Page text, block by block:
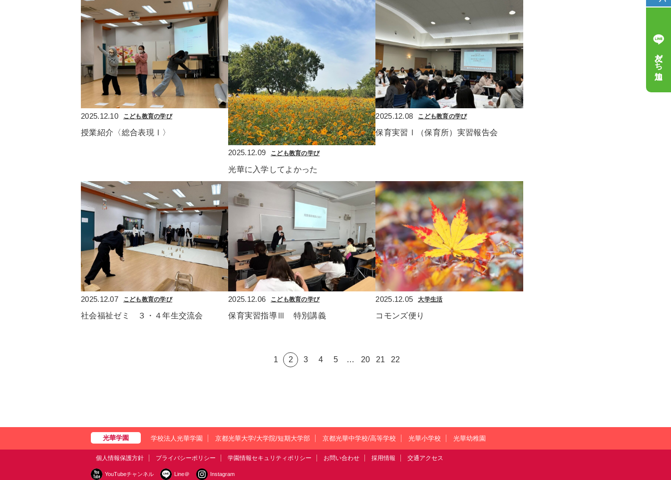
2025.12.10 こども教育の学び
授業紹介〈総合表現Ⅰ〉
2025.12.09 こども教育の学び
光華に入学してよかった
2025.12.08 こども教育の学び
保育実習Ⅰ（保育所）実習報告会
2025.12.07 こども教育の学び
社会福祉ゼミ　３・４年生交流会
2025.12.06 こども教育の学び
保育実習指導Ⅲ　特別講義
2025.12.05 大学生活
コモンズ便り
1 2 3 4 5 … 20 21 22
学校法人光華学園 京都光華大学/大学院/短期大学部 京都光華中学校/高等学校 光華小学校 光華幼稚園
個人情報保護方針 プライバシーポリシー 学園情報セキュリティポリシー お問い合わせ 採用情報 交通アクセス
YouTubeチャンネル Line＠ Instagram
友だち追加